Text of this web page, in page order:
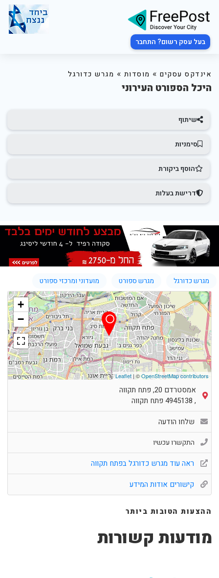
בעל עסק רשום? התחבר
אינדקס עסקים » מוסדות » מגרש כדורגל
היכל הספורט העירוני
שיתוף
סימניות
הוסף ביקורת
דרישת בעלות
מגרש כדורגל מגרש ספורט מועדוני ומרכזי ספורט
+
−
Leaflet | ©OpenStreetMap contributors
אמסטרדם 20, פתח תקווה
,
4945138 פתח תקווה
שלחו הודעה
התקשרו עכשיו
ראה עוד מגרש כדורגל בפתח תקווה
קישורים אודות המידע
ההצעות הטובות ביותר
מודעות קשורות